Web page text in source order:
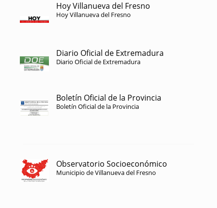
Hoy Villanueva del Fresno
Hoy Villanueva del Fresno
Diario Oficial de Extremadura
Diario Oficial de Extremadura
Boletín Oficial de la Provincia
Boletín Oficial de la Provincia
Observatorio Socioeconómico
Municipio de Villanueva del Fresno